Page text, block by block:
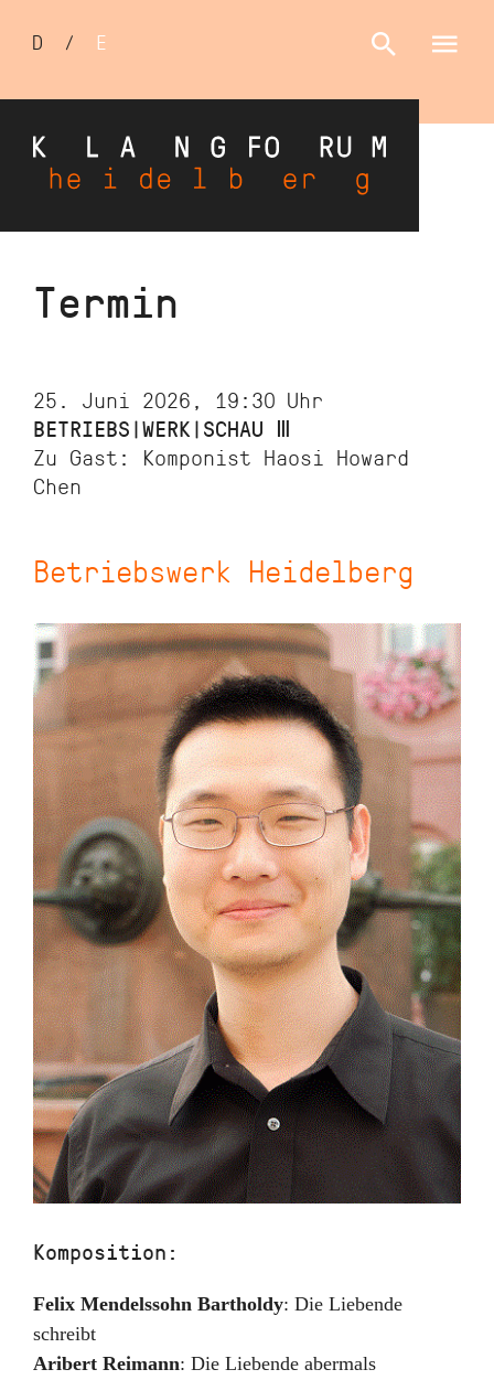
Direkt
Sprachumschalter
D / E
Termin
25. Juni 2026, 19:30 Uhr
BETRIEBS|WERK|SCHAU Ⅲ
Zu Gast: Komponist Haosi Howard
Chen
Betriebswerk Heidelberg
Komposition:
Felix Mendelssohn Bartholdy: Die Liebende
schreibt
Aribert Reimann: Die Liebende abermals